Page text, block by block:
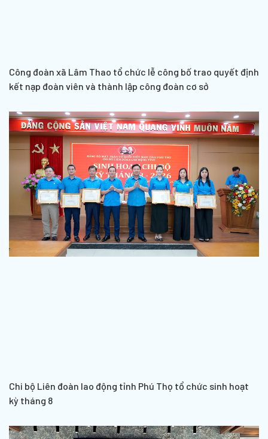
Công đoàn xã Lâm Thao tổ chức lễ công bố trao quyết định
kết nạp đoàn viên và thành lập công đoàn cơ sở
Chi bộ Liên đoàn lao động tỉnh Phú Thọ tổ chức sinh hoạt
kỳ tháng 8